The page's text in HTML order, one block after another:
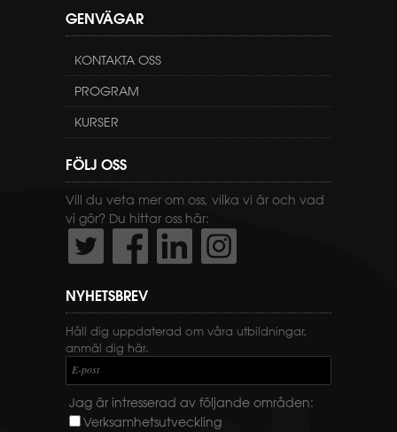
GENVÄGAR
KONTAKTA OSS
PROGRAM
KURSER
FÖLJ OSS
Vill du veta mer om oss, vilka vi är och vad
vi gör? Du hittar oss här:
NYHETSBREV
Håll dig uppdaterad om våra utbildningar,
anmäl dig här.
E-post
Jag är intresserad av följande områden:
Verksamhetsutveckling